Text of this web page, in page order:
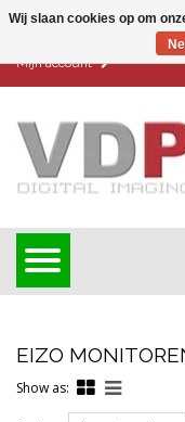
Mijn account
EIZO
Show as:
Wij slaan cookies op om